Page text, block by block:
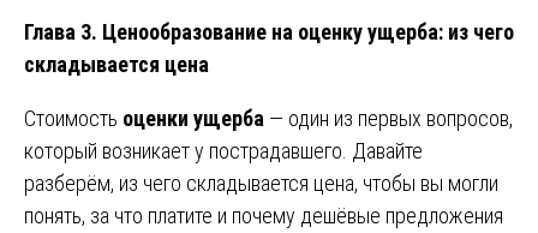
Глава 3. Ценообразование на оценку ущерба: из чего
складывается цена
Стоимость оценки ущерба — один из первых вопросов,
который возникает у пострадавшего. Давайте
разберём, из чего складывается цена, чтобы вы могли
понять, за что платите и почему дешёвые предложения